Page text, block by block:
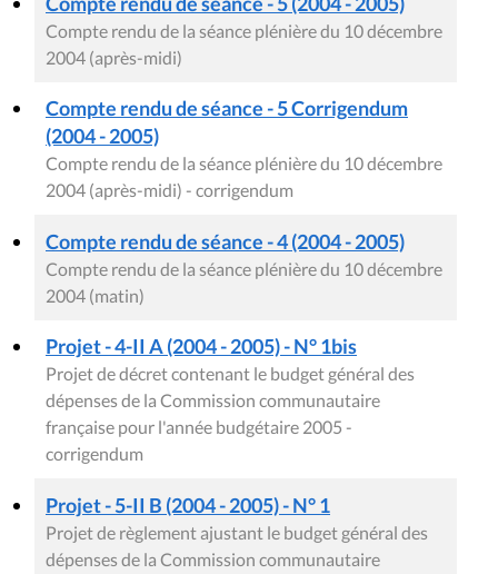
Compte rendu de la séance plénière du 10 décembre
2004 (après-midi)
Compte rendu de séance - 5 Corrigendum
(2004 - 2005)
Compte rendu de la séance plénière du 10 décembre
2004 (après-midi) - corrigendum
Compte rendu de séance - 4 (2004 - 2005)
Compte rendu de la séance plénière du 10 décembre
2004 (matin)
Projet - 4-II A (2004 - 2005) - N° 1bis
Projet de décret contenant le budget général des
dépenses de la Commission communautaire
française pour l'année budgétaire 2005 -
corrigendum
Projet - 5-II B (2004 - 2005) - N° 1
Projet de règlement ajustant le budget général des
dépenses de la Commission communautaire